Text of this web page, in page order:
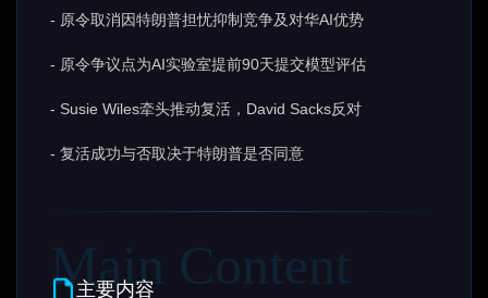
- 原令取消因特朗普担忧抑制竞争及对华AI优势
- 原令争议点为AI实验室提前90天提交模型评估
- Susie Wiles牵头推动复活，David Sacks反对
- 复活成功与否取决于特朗普是否同意
主要内容